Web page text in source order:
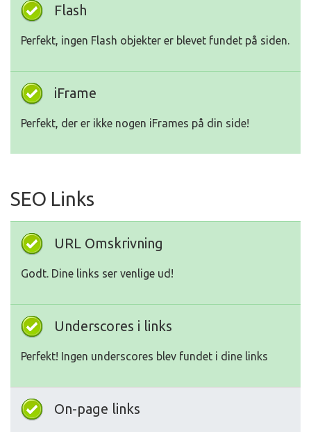
Flash
Perfekt, ingen Flash objekter er blevet fundet på siden.
iFrame
Perfekt, der er ikke nogen iFrames på din side!
SEO Links
URL Omskrivning
Godt. Dine links ser venlige ud!
Underscores i links
Perfekt! Ingen underscores blev fundet i dine links
On-page links